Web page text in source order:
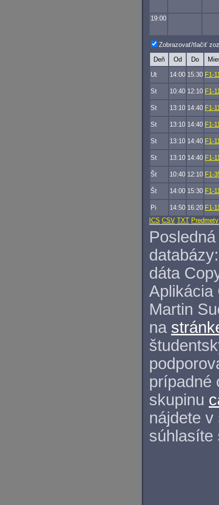
19:00
Zobrazovať/tlačiť
Deň Od Do
Ut 14:00 15:30 F1-
St 10:40 12:10 F1-
St 13:10 14:40 F1-
St 13:10 14:40 F1-
St 13:10 14:40 F1-
St 13:10 14:40 F1-
Št 10:40 12:10 F1-
Št 14:00 15:30 F1-
Pi 14:50 16:20 F1-
ICS CSV TXT Predmety
databázy:
dáta
Aplikácia
Martin
na
prípadné
skupinu
nájdete